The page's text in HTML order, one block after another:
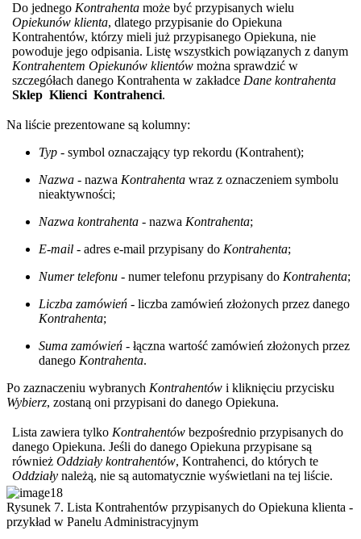
Do jednego Kontrahenta może być przypisanych wielu
Opiekunów klienta, dlatego przypisanie do Opiekuna
Kontrahentów, którzy mieli już przypisanego Opiekuna, nie
powoduje jego odpisania. Listę wszystkich powiązanych z danym
Kontrahentem Opiekunów klientów można sprawdzić w
szczegółach danego Kontrahenta w zakładce Dane kontrahenta
Sklep Klienci Kontrahenci.
Na liście prezentowane są kolumny:
Typ - symbol oznaczający typ rekordu (Kontrahent);
Nazwa - nazwa Kontrahenta wraz z oznaczeniem symbolu
nieaktywności;
Nazwa kontrahenta - nazwa Kontrahenta;
E-mail - adres e-mail przypisany do Kontrahenta;
Numer telefonu - numer telefonu przypisany do Kontrahenta;
Liczba zamówień - liczba zamówień złożonych przez danego
Kontrahenta;
Suma zamówień - łączna wartość zamówień złożonych przez
danego Kontrahenta.
Po zaznaczeniu wybranych Kontrahentów i kliknięciu przycisku
Wybierz, zostaną oni przypisani do danego Opiekuna.
Lista zawiera tylko Kontrahentów bezpośrednio przypisanych do
danego Opiekuna. Jeśli do danego Opiekuna przypisane są
również Oddziały kontrahentów, Kontrahenci, do których te
Oddziały należą, nie są automatycznie wyświetlani na tej liście.
Rysunek 7. Lista Kontrahentów przypisanych do Opiekuna klienta -
przykład w Panelu Administracyjnym